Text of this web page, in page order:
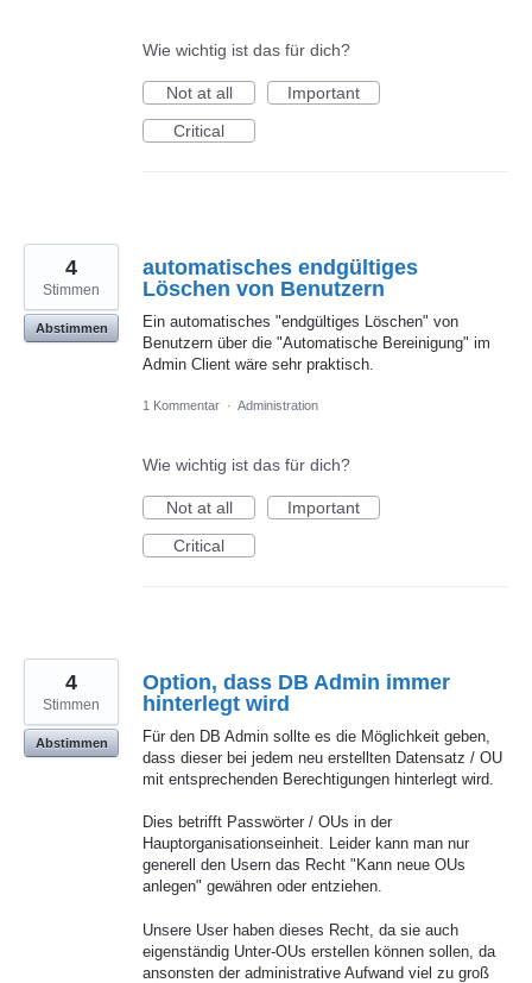
Wie wichtig ist das für dich?
Not at all
Important
Critical
automatisches endgültiges
Löschen von Benutzern
Ein automatisches "endgültiges Löschen" von
Benutzern über die "Automatische Bereinigung" im
Admin Client wäre sehr praktisch.
4
Stimmen
Abstimmen
1 Kommentar · Administration
Wie wichtig ist das für dich?
Not at all
Important
Critical
Option, dass DB Admin immer
hinterlegt wird
Für den DB Admin sollte es die Möglichkeit geben,
dass dieser bei jedem neu erstellten Datensatz / OU
mit entsprechenden Berechtigungen hinterlegt wird.
Dies betrifft Passwörter / OUs in der
Hauptorganisationseinheit. Leider kann man nur
generell den Usern das Recht "Kann neue OUs
anlegen" gewähren oder entziehen.
Unsere User haben dieses Recht, da sie auch
eigenständig Unter-OUs erstellen können sollen, da
ansonsten der administrative Aufwand viel zu groß
4
Stimmen
Abstimmen